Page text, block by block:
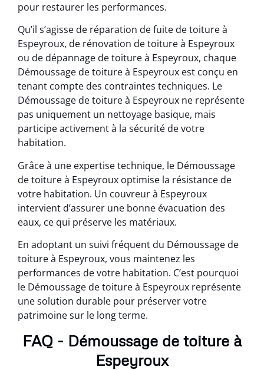
pour restaurer les performances.
Qu’il s’agisse de réparation de fuite de toiture à
Espeyroux, de rénovation de toiture à Espeyroux
ou de dépannage de toiture à Espeyroux, chaque
Démoussage de toiture à Espeyroux est conçu en
tenant compte des contraintes techniques. Le
Démoussage de toiture à Espeyroux ne représente
pas uniquement un nettoyage basique, mais
participe activement à la sécurité de votre
habitation.
Grâce à une expertise technique, le Démoussage
de toiture à Espeyroux optimise la résistance de
votre habitation. Un couvreur à Espeyroux
intervient d’assurer une bonne évacuation des
eaux, ce qui préserve les matériaux.
En adoptant un suivi fréquent du Démoussage de
toiture à Espeyroux, vous maintenez les
performances de votre habitation. C’est pourquoi
le Démoussage de toiture à Espeyroux représente
une solution durable pour préserver votre
patrimoine sur le long terme.
FAQ - Démoussage de toiture à
Espeyroux